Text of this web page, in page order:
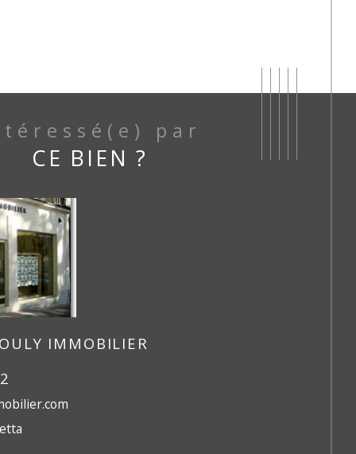
par
CE BIEN ?
IMMOBILIER